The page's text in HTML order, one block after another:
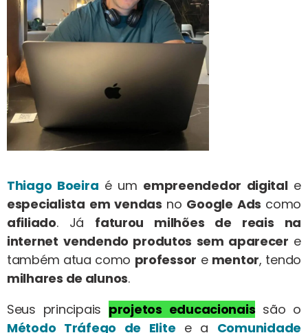
Thiago Boeira é um empreendedor digitale
especialista em vendas no Google Ads como
afiliado. Já faturou milhões de reais na
internet vendendo produtos sem aparecer e
também atua como professor e mentor, tendo
milhares de alunos.
Seus principais projetos educacionais são o
Método Tráfego de Elite e a Comunidade